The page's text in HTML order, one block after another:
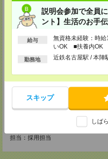
説明会参加で全員
ント】生活のお手
給与
無資格未経験：時
いOK ■扶養内OK
以上
勤務地 近鉄名古屋駅 / 本陣
スキップ
しば
CS名古屋支店
〒460-0008
名古屋市中区栄 2-3-1 名古屋広小路
TEL：0120-503-713
MAIL：
担当：採用担当
CS静岡支店
静岡市駿河区南町18-1 サウスポッ
TEL：0120-923-052
担当：採用担当
〒510-0074 三重県四日市市鵜の
担当：採用担当